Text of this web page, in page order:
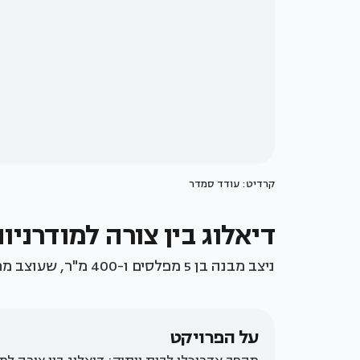
קרדיט: עודד סמדר
דיאלוג בין צורה
ניצב מבנה בן 5 מפלסים ו-400 מ"ר, שעוצב מחדש כדי להעניק חיים חדשים למשפחה בת 4 נפשות.
על הפרויקט